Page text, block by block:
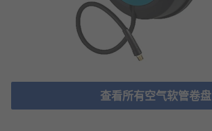
查看所有空气软管卷盘